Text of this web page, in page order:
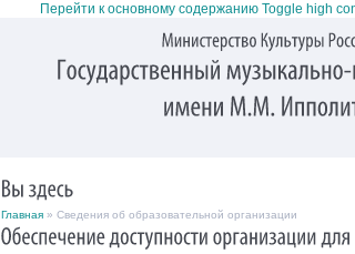
Перейти к основному содержанию Toggle high
Главная » Сведения об образовательной организации